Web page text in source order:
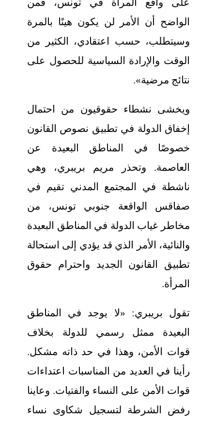
على واقع المرأة في تونس، فمن
الواضح أن الأمر لن يكون هينًا بالمرة
وسيتطلب، حسب اعتقادي، الكثير من
الوقت والإرادة السياسية للحصول على
نتائج مرضية».
ويخشى نشطاء حقوقيون من احتمال
إخفاق الدولة في تطبيق نصوص القانون
خصوصًا في المناطق البعيدة عن
العاصمة. وتحذر مريم بريبري، وهي
ناشطة في المجتمع المدني تقيم في
صفاقس الواقعة جنوبي تونس، من
مخاطر غياب الدولة في المناطق البعيدة
والنائية، الأمر الذي قد يؤدي إلى استحالة
تطبيق القانون الجديد واحترام حقوق
المرأة.
تقول بريبري: «لا يوجد في المناطق
البعيدة ممثل رسمي للدولة بخلاف
قوات الأمن، وهذا في حد ذاته مشكل.
رأينا في العديد من المناسبات اعتداءات
قوات الأمن على النساء والفتيات. وعاينا
رفض الشرطة لتسجيل شكاوى نساء